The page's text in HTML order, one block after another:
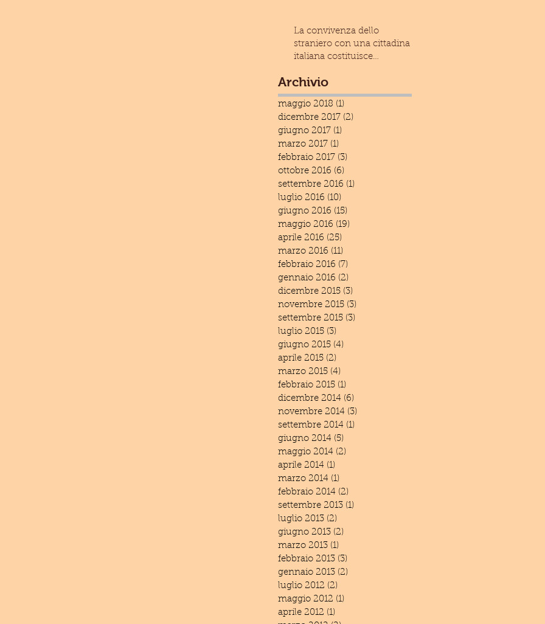
La convivenza dello
straniero con una cittadina
italiana costituisce
espuls
Archivio
maggio 2018 (1)
dicembre 2017 (2)
giugno 2017 (1)
marzo 2017 (1)
febbraio 2017 (3)
ottobre 2016 (6)
settembre 2016 (1)
luglio 2016 (10)
giugno 2016 (15)
maggio 2016 (19)
aprile 2016 (25)
marzo 2016 (11)
febbraio 2016 (7)
gennaio 2016 (2)
dicembre 2015 (3)
novembre 2015 (3)
settembre 2015 (3)
luglio 2015 (3)
giugno 2015 (4)
aprile 2015 (2)
marzo 2015 (4)
febbraio 2015 (1)
dicembre 2014 (6)
novembre 2014 (3)
settembre 2014 (1)
giugno 2014 (5)
maggio 2014 (2)
aprile 2014 (1)
marzo 2014 (1)
febbraio 2014 (2)
settembre 2013 (1)
luglio 2013 (2)
giugno 2013 (2)
marzo 2013 (1)
febbraio 2013 (3)
gennaio 2013 (2)
luglio 2012 (2)
maggio 2012 (1)
aprile 2012 (1)